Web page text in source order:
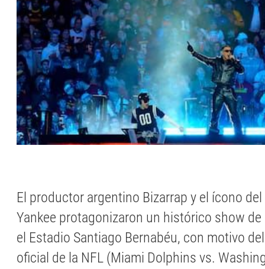
El productor argentino Bizarrap y el ícono
Yankee protagonizaron un histórico show
el Estadio Santiago Bernabéu, con motivo
oficial de la NFL (Miami Dolphins vs.